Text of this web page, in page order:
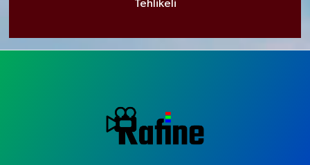
Tehlikeli